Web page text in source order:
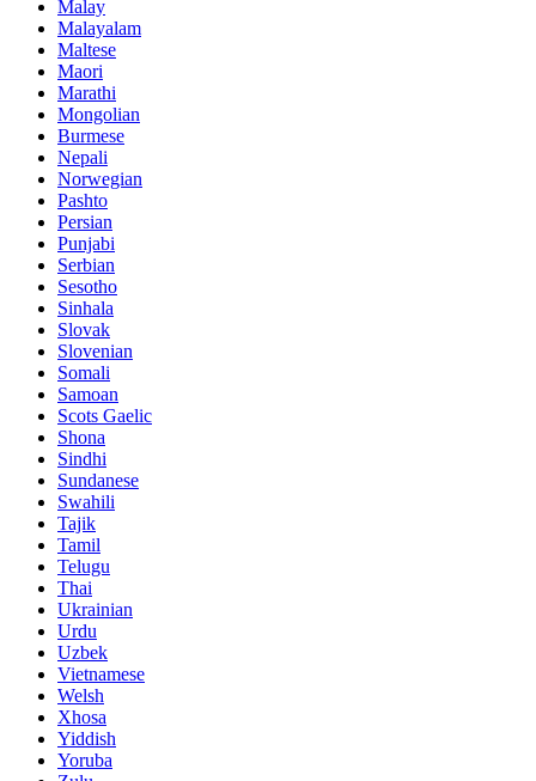
Malay
Malayalam
Maltese
Maori
Marathi
Mongolian
Burmese
Nepali
Norwegian
Pashto
Persian
Punjabi
Serbian
Sesotho
Sinhala
Slovak
Slovenian
Somali
Samoan
Scots Gaelic
Shona
Sindhi
Sundanese
Swahili
Tajik
Tamil
Telugu
Thai
Ukrainian
Urdu
Uzbek
Vietnamese
Welsh
Xhosa
Yiddish
Yoruba